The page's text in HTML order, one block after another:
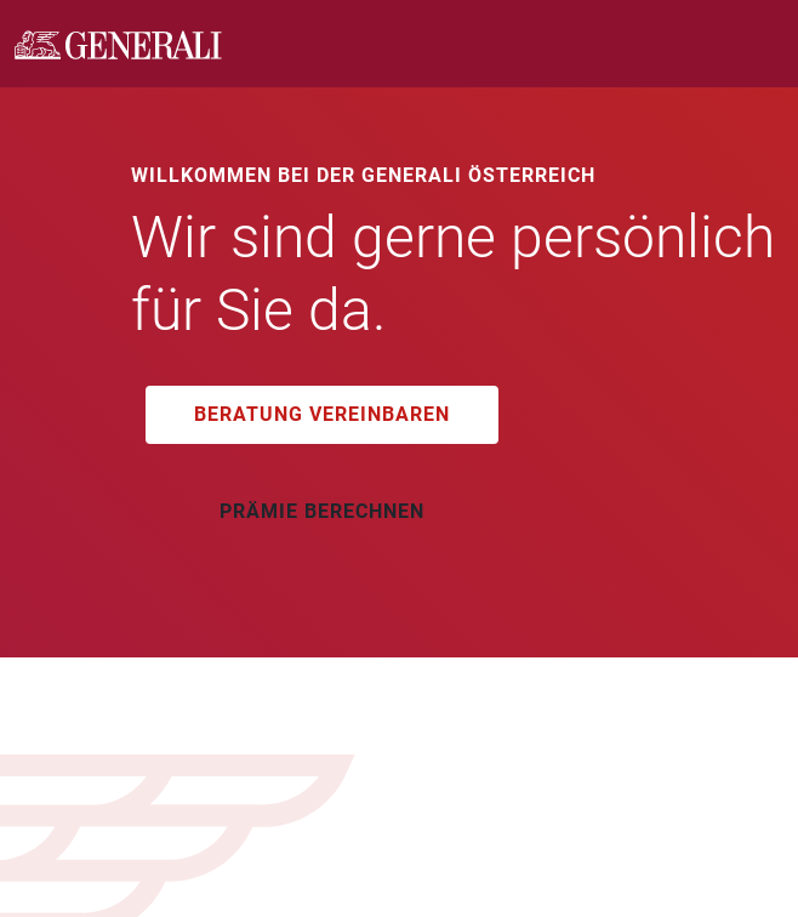
WILLKOMMEN BEI DER GENERALI ÖSTERREICH
Wir sind gerne persönlich
für Sie da.
BERATUNG VEREINBAREN
PRÄMIE BERECHNEN